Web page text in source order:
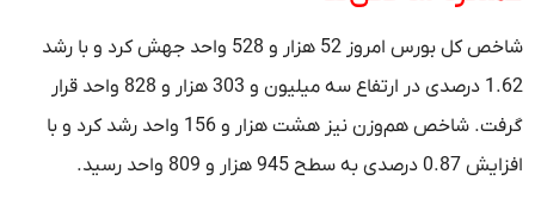
شاخص کل بورس امروز 52 هزار و 528 واحد جهش کرد و با رشد
1.62 درصدی در ارتفاع سه میلیون و 303 هزار و 828 واحد قرار
گرفت. شاخص هم‌وزن نیز هشت هزار و 156 واحد رشد کرد و با
افزایش 0.87 درصدی به سطح 945 هزار و 809 واحد رسید.